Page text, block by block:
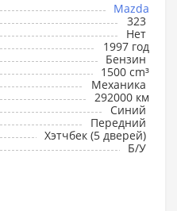
Mazda
323
Нет
1997 год
Бензин
1500 cm³
Механика
292000 км
Синий
Передний
Хэтчбек (5 дверей)
Б/У